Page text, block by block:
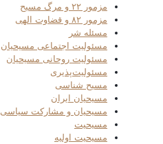
مزمور ۲۲ و مرگ مسیح
مزمور ۸۲ و قضاوت الهی
مسئله شر
مسئولیت اجتماعی مسیحیان
مسئولیت روحانی مسیحیان
مسئولیت‌پذیری
مسیح شناسی
مسیحیان ایران
مسیحیان و مشارکت سیاسی
مسیحیت
مسیحیت اولیه